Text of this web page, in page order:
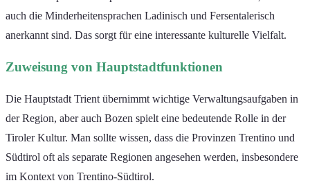
auch die Minderheitensprachen Ladinisch und Fersentalerisch
anerkannt sind. Das sorgt für eine interessante kulturelle Vielfalt.
Zuweisung von Hauptstadtfunktionen
Die Hauptstadt Trient übernimmt wichtige Verwaltungsaufgaben in
der Region, aber auch Bozen spielt eine bedeutende Rolle in der
Tiroler Kultur. Man sollte wissen, dass die Provinzen Trentino und
Südtirol oft als separate Regionen angesehen werden, insbesondere
im Kontext von Trentino-Südtirol.